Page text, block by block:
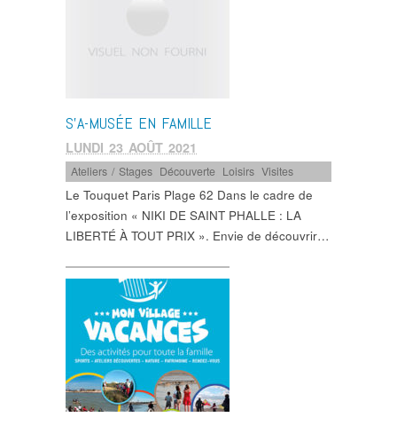
S’A-MUSÉE EN FAMILLE
LUNDI 23 AOÛT 2021
Ateliers / Stages Découverte Loisirs ,Visites
Le Touquet Paris Plage 62 Dans le cadre de
l’exposition « NIKI DE SAINT PHALLE : LA
LIBERTÉ À TOUT PRIX ». Envie de découvrir…